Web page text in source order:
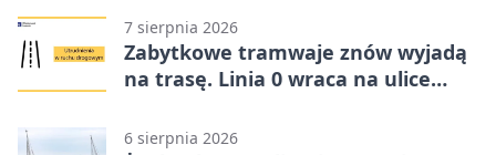
7 sierpnia 2026
Zabytkowe tramwaje znów wyjadą
na trasę. Linia 0 wraca na ulice
6 sierpnia 2026